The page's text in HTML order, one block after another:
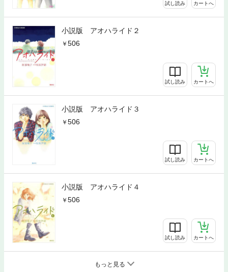
試し読み カートへ
小説版 アオハライド２
506
試し読み カートへ
小説版 アオハライド３
506
試し読み カートへ
小説版 アオハライド４
506
試し読み カートへ
もっと見る